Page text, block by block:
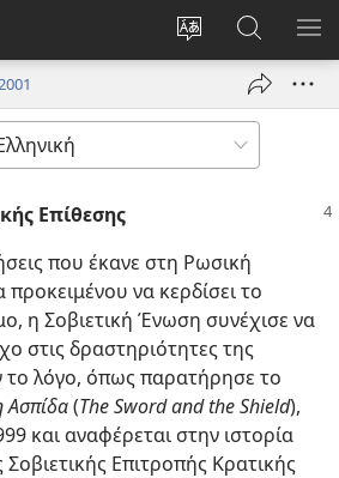
Αλλαγή
γλώσσας
ιστότοπου
Σύνδεση
(ανοίγει
παράθυρο)
στο
JW.ORG
Επίθεσης
που έκανε στη Ρωσική
να κερδίσει το
η Σοβιετική Ένωση συνέχισε να
στις δραστηριότητες της
το λόγο, όπως παρατήρησε το
Ασπίδα(The Sword and the Shield),
και αναφέρεται στην ιστορία
Επιτροπής Κρατικής